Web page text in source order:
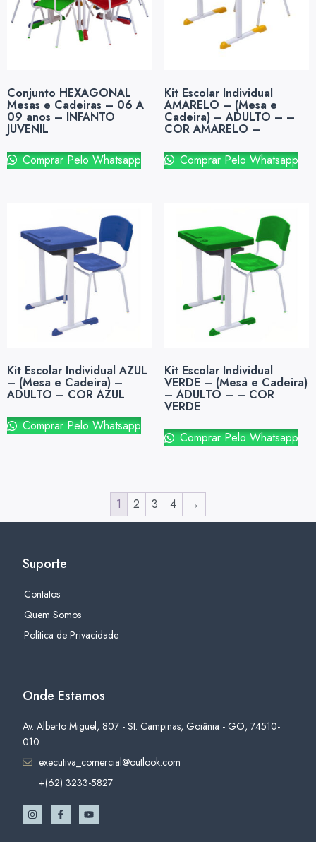
Conjunto HEXAGONAL
Mesas e Cadeiras – 06 A
09 anos – INFANTO
JUVENIL
Comprar Pelo Whatsapp
Kit Escolar Individual
AMARELO – (Mesa e
Cadeira) – ADULTO – –
COR AMARELO –
Comprar Pelo Whatsapp
Kit Escolar Individual AZUL
– (Mesa e Cadeira) –
ADULTO – COR AZUL
Comprar Pelo Whatsapp
Kit Escolar Individual
VERDE – (Mesa e Cadeira)
– ADULTO – – COR
VERDE
Comprar Pelo Whatsapp
1 2 3 4 →
Suporte
Contatos
Quem Somos
Política de Privacidade
Onde Estamos
Av. Alberto Miguel, 807 - St. Campinas, Goiânia - GO, 74510-
010
executiva_comercial@outlook.com
+(62) 3233-5827